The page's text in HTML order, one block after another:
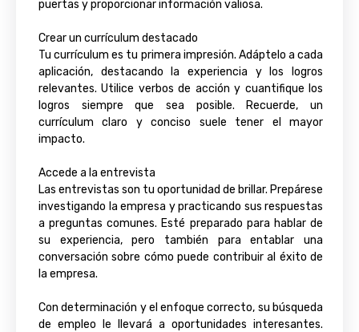
puertas y proporcionar información valiosa.
Crear un currículum destacado
Tu currículum es tu primera impresión. Adáptelo a cada
aplicación, destacando la experiencia y los logros
relevantes. Utilice verbos de acción y cuantifique los
logros siempre que sea posible. Recuerde, un
currículum claro y conciso suele tener el mayor
impacto.
Accede a la entrevista
Las entrevistas son tu oportunidad de brillar. Prepárese
investigando la empresa y practicando sus respuestas
a preguntas comunes. Esté preparado para hablar de
su experiencia, pero también para entablar una
conversación sobre cómo puede contribuir al éxito de
la empresa.
Con determinación y el enfoque correcto, su búsqueda
de empleo le llevará a oportunidades interesantes.